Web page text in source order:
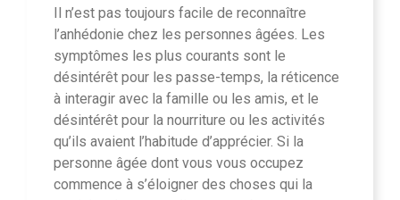
Il n’est pas toujours facile de reconnaître
l’anhédonie chez les personnes âgées. Les
symptômes les plus courants sont le
désintérêt pour les passe-temps, la réticence
à interagir avec la famille ou les amis, et le
désintérêt pour la nourriture ou les activités
qu’ils avaient l’habitude d’apprécier. Si la
personne âgée dont vous vous occupez
commence à s’éloigner des choses qui la